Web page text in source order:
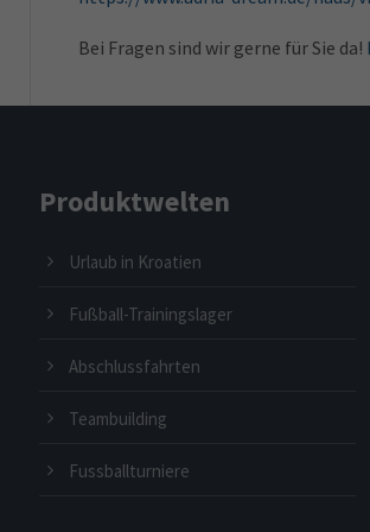
Bei Fragen sind wir gerne für Sie da!
Produktwelten
Urlaub in Kroatien
Fußball-Trainingslager
Abschlussfahrten
Teambuilding
Fussballturniere